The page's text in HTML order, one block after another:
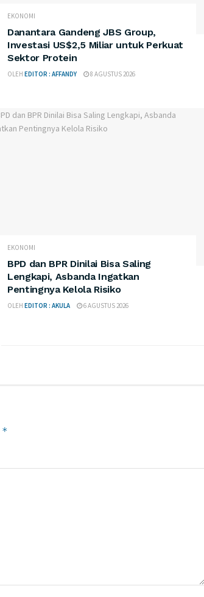
EKONOMI
Danantara Gandeng JBS Group,
Investasi US$2,5 Miliar untuk Perkuat
Sektor Protein
OLEH EDITOR : AFFANDY 8 AGUSTUS 2026
EKONOMI
BPD dan BPR Dinilai Bisa Saling
Lengkapi, Asbanda Ingatkan
Pentingnya Kelola Risiko
OLEH EDITOR : AKULA 6 AGUSTUS 2026
*